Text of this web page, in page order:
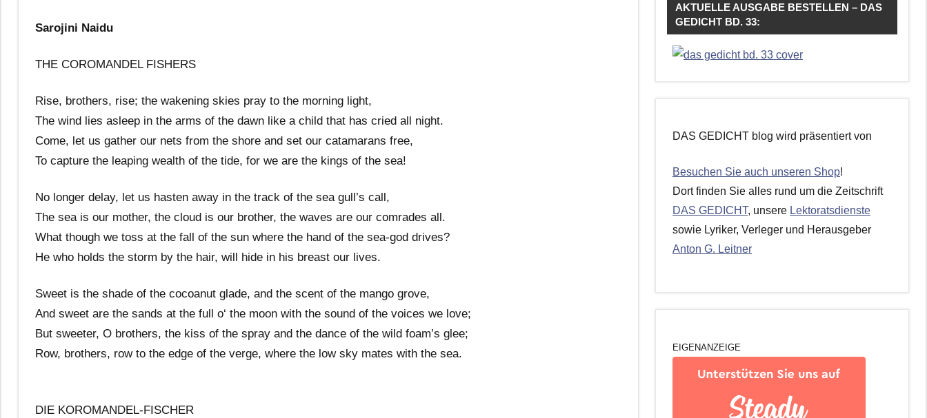
Sarojini Naidu
THE COROMANDEL FISHERS
Rise, brothers, rise; the wakening skies pray to the morning light,
The wind lies asleep in the arms of the dawn like a child that has cried all night.
Come, let us gather our nets from the shore and set our catamarans free,
To capture the leaping wealth of the tide, for we are the kings of the sea!
No longer delay, let us hasten away in the track of the sea gull’s call,
The sea is our mother, the cloud is our brother, the waves are our comrades all.
What though we toss at the fall of the sun where the hand of the sea-god drives?
He who holds the storm by the hair, will hide in his breast our lives.
Sweet is the shade of the cocoanut glade, and the scent of the mango grove,
And sweet are the sands at the full o‘ the moon with the sound of the voices we love;
But sweeter, O brothers, the kiss of the spray and the dance of the wild foam’s glee;
Row, brothers, row to the edge of the verge, where the low sky mates with the sea.
DIE KOROMANDEL-FISCHER
AKTUELLE AUSGABE BESTELLEN – DAS
GEDICHT BD. 33:
DAS GEDICHT blog wird präsentiert von
Besuchen Sie auch unseren Shop!
Dort finden Sie alles rund um die Zeitschrift
DAS GEDICHT, unsere Lektoratsdienste
sowie Lyriker, Verleger und Herausgeber
Anton G. Leitner
EIGENANZEIGE